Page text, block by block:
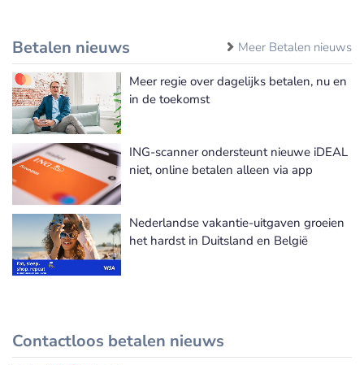
Betalen nieuws Meer Betalen nieuws
Meer regie over dagelijks betalen, nu en
in de toekomst
ING-scanner ondersteunt nieuwe iDEAL
niet, online betalen alleen via app
Nederlandse vakantie-uitgaven groeien
het hardst in Duitsland en België
Contactloos betalen nieuws